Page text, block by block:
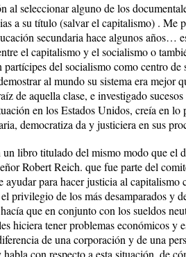
al seleccionar alguno de los
a su título (salvar el capitalismo) . Me
secundaria hace algunos años…
el capitalismo y el socialismo o
del socialismo como centro
al mundo su sistema era mejor
de aquella clase, e investigado
en los Estados Unidos, creía en lo
democratiza da y justiciera en sus
un libro titulado del mismo modo que el
Robert Reich. que fue parte del
ayudar para hacer justicia al capitalismo
privilegio de los más desamparados y
que en conjunto con los sueldos
hiciera tener problemas económicos y
de una corporación y de una
con respecto a esta situación, de